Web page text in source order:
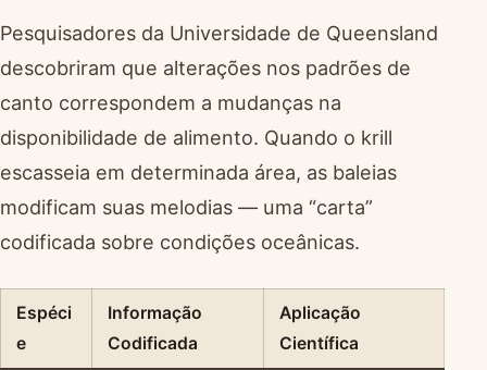
Pesquisadores da Universidade de Queensland
descobriram que alterações nos padrões de
canto correspondem a mudanças na
disponibilidade de alimento. Quando o krill
escasseia em determinada área, as baleias
modificam suas melodias — uma “carta”
codificada sobre condições oceânicas.
Espéci
e
Informação
Codificada
Aplicação
Científica